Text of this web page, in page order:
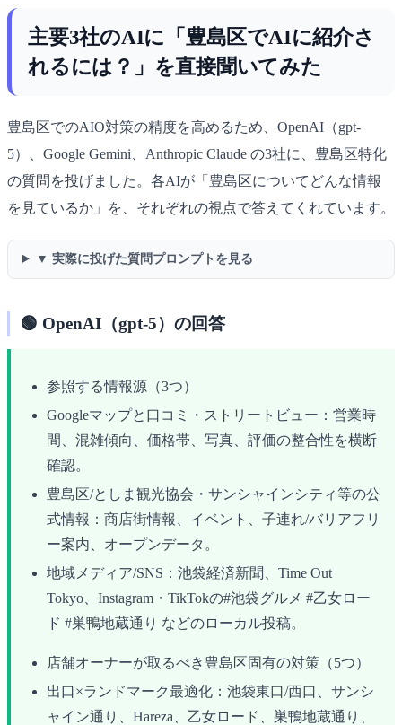
主要3社のAIに「豊島区でAIに紹介さ
れるには？」を直接聞いてみた
豊島区でのAIO対策の精度を高めるため、OpenAI（gpt-
5）、Google Gemini、Anthropic Claude の3社に、豊島区特化
の質問を投げました。各AIが「豊島区についてどんな情報
を見ているか」を、それぞれの視点で答えてくれています。
▼ 実際に投げた質問プロンプトを見る
🟢 OpenAI（gpt-5）の回答
参照する情報源（3つ）
Googleマップと口コミ・ストリートビュー：営業時
間、混雑傾向、価格帯、写真、評価の整合性を横断
確認。
豊島区/としま観光協会・サンシャインシティ等の公
式情報：商店街情報、イベント、子連れ/バリアフリ
ー案内、オープンデータ。
地域メディア/SNS：池袋経済新聞、Time Out
Tokyo、Instagram・TikTokの#池袋グルメ #乙女ロー
ド #巣鴨地蔵通り などのローカル投稿。
店舗オーナーが取るべき豊島区固有の対策（5つ）
出口×ランドマーク最適化：池袋東口/西口、サンシ
ャイン通り、Hareza、乙女ロード、巣鴨地蔵通り、